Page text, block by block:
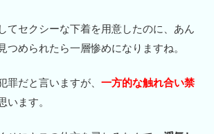
てセクシーな下着を用意したのに、あん
つめられたら一層惨めになりますね。
罪だと言いますが、 一方的な触れ合い禁
います。